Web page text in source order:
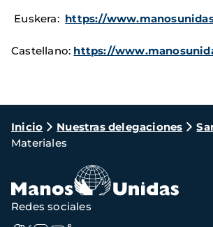
Euskera: https://
Castellano: https://
Ruta
de
navegación
Inicio Nuestras delegaciones
Materiales
Redes sociales